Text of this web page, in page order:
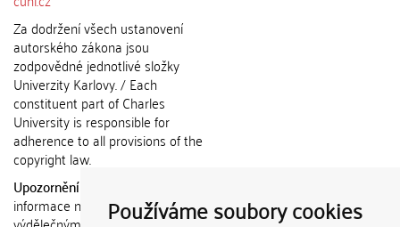
Používáme soubory cookies
Za dodržení všech ustanovení
autorského zákona jsou
zodpovědné jednotlivé složky
Univerzity Karlovy. / Each
constituent part of Charles
University is responsible for
adherence to all provisions of the
copyright law.
Upozornění / Notice:
informace nemohou být použity k